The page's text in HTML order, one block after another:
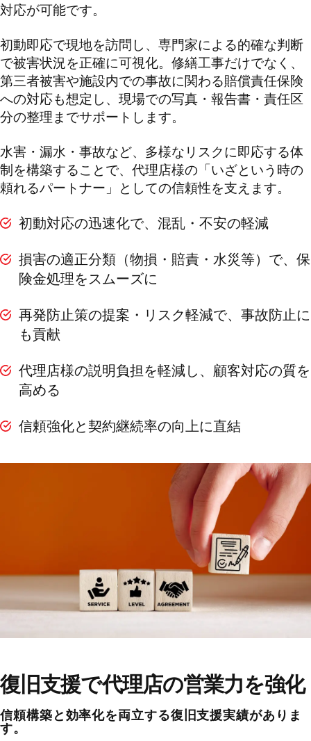
対応が可能です。
初動即応で現地を訪問し、専門家による的確な判断
で被害状況を正確に可視化。修繕工事だけでなく、
第三者被害や施設内での事故に関わる賠償責任保険
への対応も想定し、現場での写真・報告書・責任区
分の整理までサポートします。
水害・漏水・事故など、多様なリスクに即応する体
制を構築することで、代理店様の「いざという時の
頼れるパートナー」としての信頼性を支えます。
初動対応の迅速化で、混乱・不安の軽減
損害の適正分類（物損・賠責・水災等）で、保
険金処理をスムーズに
再発防止策の提案・リスク軽減で、事故防止に
も貢献
代理店様の説明負担を軽減し、顧客対応の質を
高める
信頼強化と契約継続率の向上に直結
復旧支援で代理店の営業力を強化
信頼構築と効率化を両立する復旧支援実績がありま
す。